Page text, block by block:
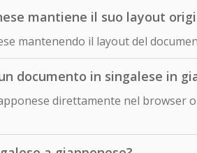
mantiene il suo layout
mantenendo il layout del
documento in singalese in
direttamente nel browser